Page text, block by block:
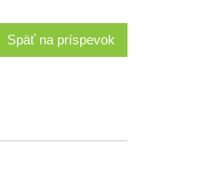
Späť na príspevok